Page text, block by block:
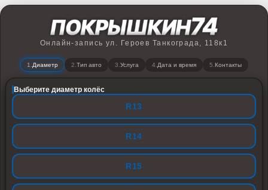
Онлайн-запись ул. Героев Танкограда, 118к1
Диаметр Тип авто Услуга Дата и время Контакты
Выберите диаметр колёс
R13
R14
R15